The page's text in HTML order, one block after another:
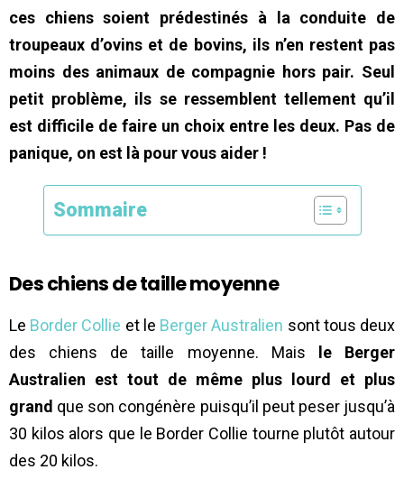
ces chiens soient prédestinés à la conduite de
troupeaux d’ovins et de bovins, ils n’en restent pas
moins des animaux de compagnie hors pair. Seul
petit problème, ils se ressemblent tellement qu’il
est difficile de faire un choix entre les deux. Pas de
panique, on est là pour vous aider !
Sommaire
Des chiens de taille moyenne
Le Border Collie et le Berger Australien sont tous deux
des chiens de taille moyenne. Mais
le Berger
Australien est tout de même plus lourd et plus
grand que son congénère puisqu’il peut peser jusqu’à
30 kilos alors que le Border Collie tourne plutôt autour
des 20 kilos.